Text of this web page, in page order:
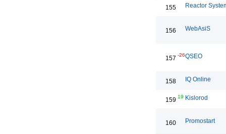
155 Reactor
156 WebAsiS
157 -26QSEO
158 IQ Online
159 19 Kislorod
160 Promostart